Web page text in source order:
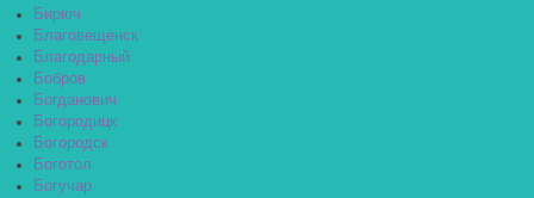
Бирюч
Благовещенск
Благодарный
Бобров
Богданович
Богородицк
Богородск
Боготол
Богучар